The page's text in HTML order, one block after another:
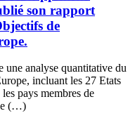
son rapport
de
une analyse quantitative du
incluant les 27 Etats
pays membres de
le (…)